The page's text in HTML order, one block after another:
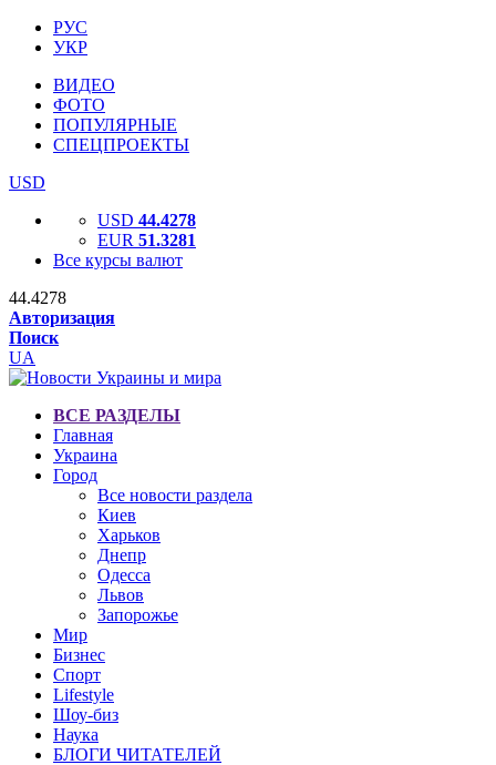
РУС
УКР
ВИДЕО
ФОТО
ПОПУЛЯРНЫЕ
СПЕЦПРОЕКТЫ
USD
USD 44.4278
EUR 51.3281
Все курсы валют
44.4278
Авторизация
Поиск
UA
ВСЕ РАЗДЕЛЫ
Главная
Украина
Город
Все новости раздела
Киев
Харьков
Днепр
Одесса
Львов
Запорожье
Мир
Бизнес
Спорт
Lifestyle
Шоу-биз
Наука
БЛОГИ ЧИТАТЕЛЕЙ